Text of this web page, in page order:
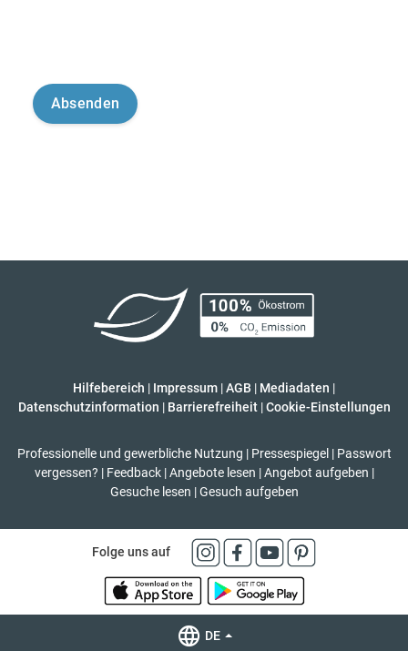
Hilfebereich | Impressum |AGB | Mediadaten |
Datenschutzinformation | Barrierefreiheit | Cookie-Einstellungen
Professionelle und gewerbliche Nutzung | Pressespiegel | Passwort
vergessen? | Feedback | Angebote lesen | Angebot aufgeben |
Gesuche lesen | Gesuch aufgeben
Folge uns auf
DE